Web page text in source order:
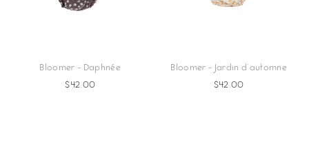
Bloomer - Daphnée
$42.00
Bloomer - Jardin d'automne
$42.00